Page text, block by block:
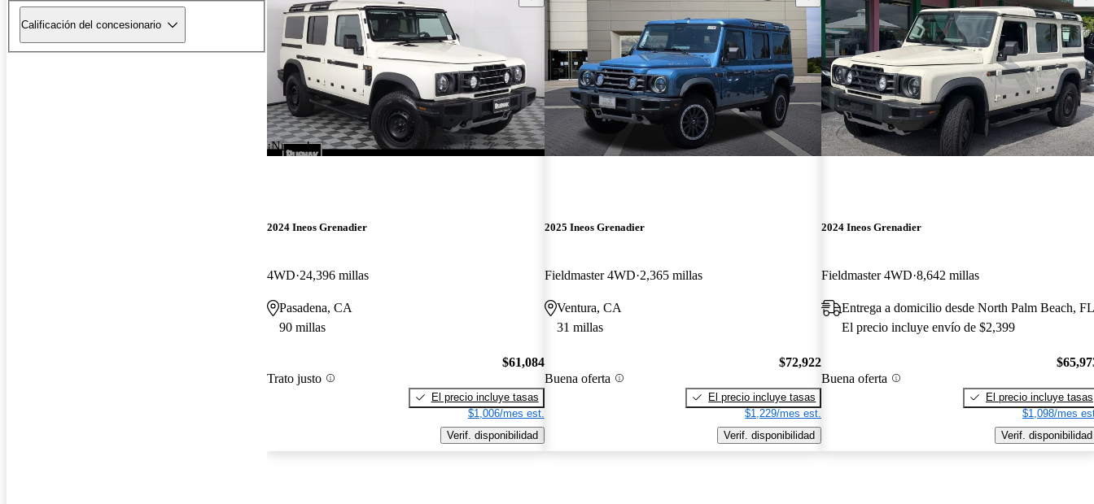
Calificación del concesionario
¡Nuevo!
2024 Ineos Grenadier
4WD 24,396 millas
Pasadena, CA
90 millas
Trato justo
$61,084
El precio incluye tasas
$1,006/mes est.
Verif. disponibilidad
2025 Ineos Grenadier
Fieldmaster 4WD 2,365 millas
Ventura, CA
31 millas
Buena oferta
$72,922
El precio incluye tasas
$1,229/mes est.
Verif. disponibilidad
2024 Ineos Grenadier
Fieldmaster 4WD 8,642 millas
Entrega a domicilio desde North Palm Beach,
El precio incluye envío de $2,399
Buena oferta
El precio incluye tasas
$1,098/mes
Verif. disponibilidad